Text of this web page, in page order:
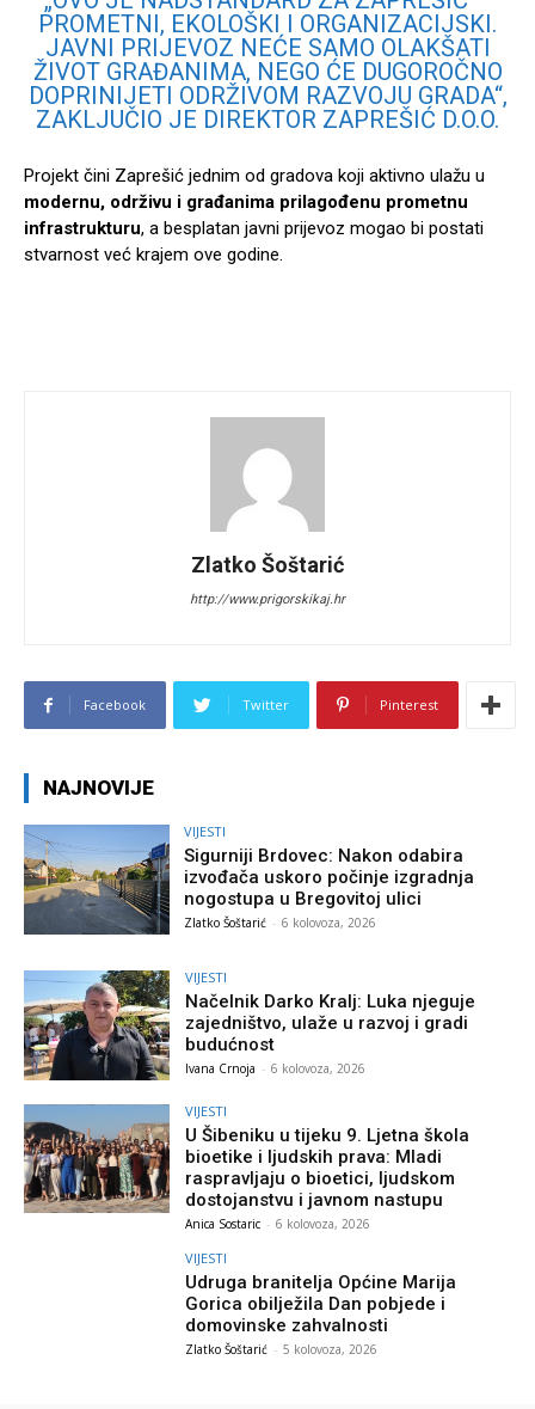
PROMETNI, EKOLOŠKI I ORGANIZACIJSKI.
JAVNI PRIJEVOZ NEĆE SAMO OLAKŠATI
ŽIVOT GRAĐANIMA, NEGO ĆE DUGOROČNO
DOPRINIJETI ODRŽIVOM RAZVOJU GRADA“,
ZAKLJUČIO JE DIREKTOR ZAPREŠIĆ D.O.O.
Projekt čini Zaprešić jednim od gradova koji aktivno ulažu u
modernu, održivu i građanima prilagođenu prometnu
infrastrukturu, a besplatan javni prijevoz mogao bi postati
stvarnost već krajem ove godine.
Zlatko Šoštarić
http://www.prigorskikaj.hr
Facebook Twitter Pinterest
NAJNOVIJE
VIJESTI
Sigurniji Brdovec: Nakon odabira
izvođača uskoro počinje izgradnja
nogostupa u Bregovitoj ulici
Zlatko Šoštarić - 6 kolovoza, 2026
VIJESTI
Načelnik Darko Kralj: Luka njeguje
zajedništvo, ulaže u razvoj i gradi
budućnost
Ivana Crnoja - 6 kolovoza, 2026
VIJESTI
U Šibeniku u tijeku 9. Ljetna škola
bioetike i ljudskih prava: Mladi
raspravljaju o bioetici, ljudskom
dostojanstvu i javnom nastupu
Anica Sostaric - 6 kolovoza, 2026
VIJESTI
Udruga branitelja Općine Marija
Gorica obilježila Dan pobjede i
domovinske zahvalnosti
Zlatko Šoštarić - 5 kolovoza, 2026